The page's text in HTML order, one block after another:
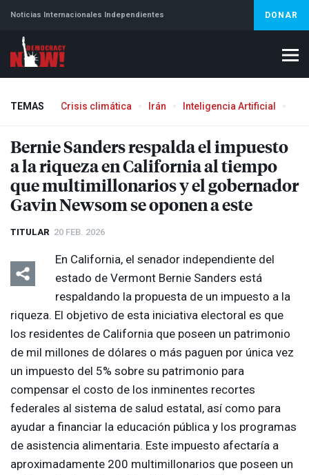
Noticias Internacionales Independientes DONAR
TEMAS Crisis climática Irán Inteligencia Artificial
Bernie Sanders respalda el impuesto
a la riqueza en California al tiempo
que multimillonarios y el gobernador
Gavin Newsom se oponen a este
TITULAR 20 FEB. 2026
En California, el senador independiente del
estado de Vermont Bernie Sanders está
respaldando la propuesta de un impuesto a la
riqueza. El objetivo de esta iniciativa electoral es que
los residentes de California que poseen un patrimonio
de mil millones de dólares o más paguen por única vez
un impuesto del 5% sobre su patrimonio para
compensar el costo de los inminentes recortes
federales al sistema de salud estatal, así como para
ayudar a financiar la educación pública y los programas
de asistencia alimentaria. Este impuesto afectaría a
aproximadamente 200 multimillonarios que poseen un